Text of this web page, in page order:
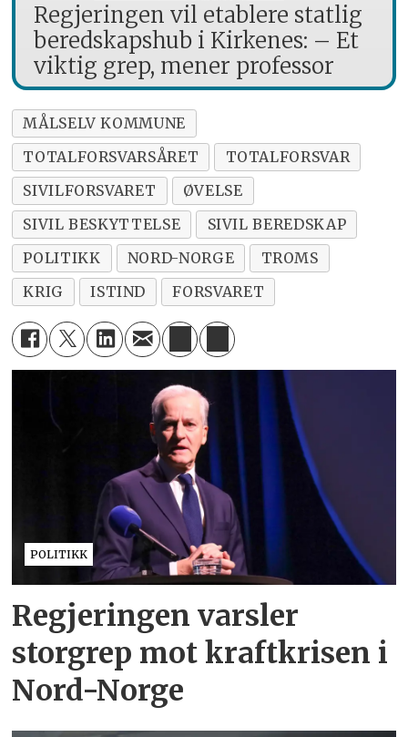
Regjeringen vil etablere statlig
beredskapshub i Kirkenes: – Et
viktig grep, mener professor
MÅLSELV KOMMUNE
TOTALFORSVARSÅRET
TOTALFORSVAR
SIVILFORSVARET
ØVELSE
SIVIL BESKYTTELSE
SIVIL BEREDSKAP
POLITIKK
NORD-NORGE
TROMS
KRIG
ISTIND FORSVARET
POLITIKK
Regjeringen varsler
storgrep mot kraftkrisen i
Nord-Norge